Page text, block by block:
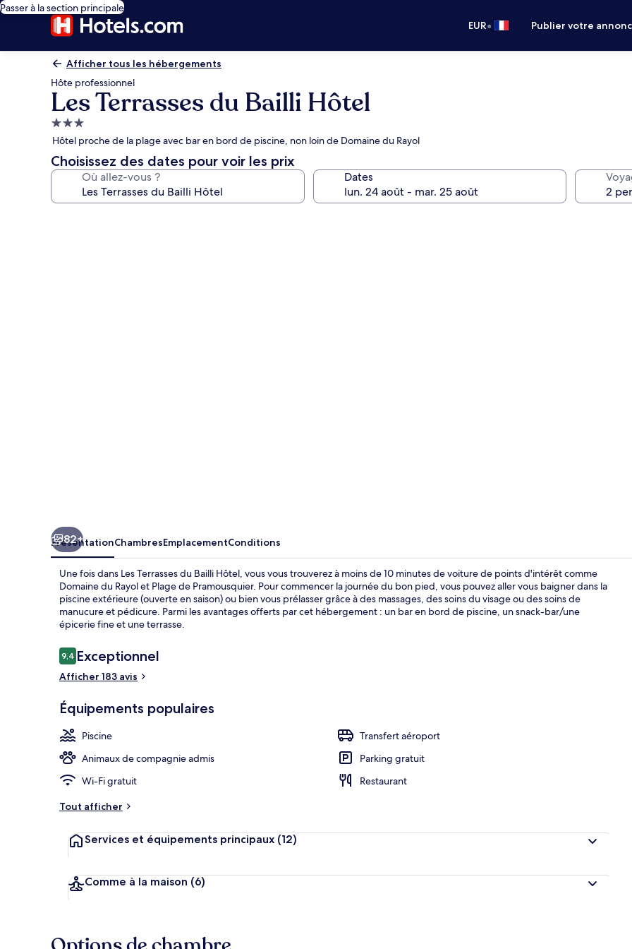
Passer à la section principale
EUR• Publier votre
Afficher tous les hébergements
Hôte professionnel
Les Terrasses du Bailli Hôtel
Hébergement
3.0 étoiles
Hôtel proche de la plage avec bar en bord de piscine, non loin de Domaine du Rayol
Choisissez des dates pour voir les prix
Où allez-vous ? Dates
Soins du
82+
PrésentationChambresEmplacementConditions
Une fois dans Les Terrasses du Bailli Hôtel, vous vous trouverez à moins de 10 minutes de voiture de points d'intérêt comme
Domaine du Rayol et Plage de Pramousquier. Pour commencer la journée du bon pied, vous pouvez aller vous baigner dans la
piscine extérieure (ouverte en saison) ou bien vous prélasser grâce à des massages, des soins du visage ou des soins de
manucure et pédicure. Parmi les avantages offerts par cet hébergement : un bar en bord de piscine, un snack-bar/une
épicerie fine et une terrasse.
Avis
voyageurs
9,49,4 sur 10
Exceptionnel
Afficher 183 avis
Équipements populaires
Piscine
Transfert aéroport
Animaux de compagnie admis
Parking gratuit
Wi-Fi gratuit
Restaurant
Tout afficher
Services et équipements principaux (12)
Comme à la maison (6)